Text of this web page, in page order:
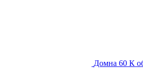
Домна 60 К